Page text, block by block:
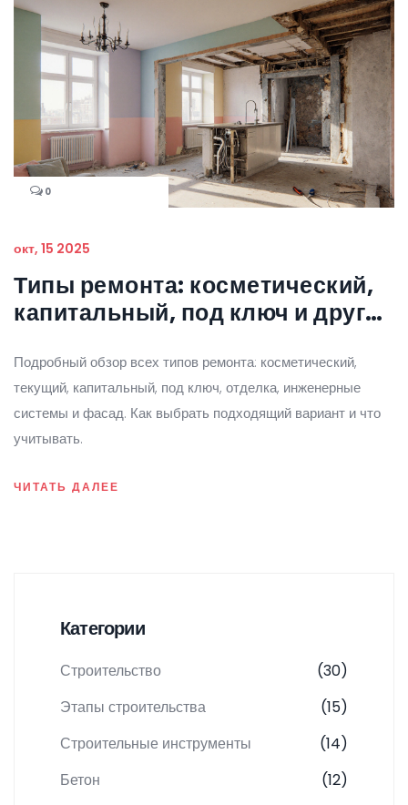
0
окт, 15 2025
Типы ремонта: косметический,
капитальный, под ключ и другие
Подробный обзор всех типов ремонта: косметический,
текущий, капитальный, под ключ, отделка, инженерные
системы и фасад. Как выбрать подходящий вариант и что
учитывать.
ЧИТАТЬ ДАЛЕЕ
Категории
Строительство
(30)
Этапы строительства
(15)
Строительные инструменты
(14)
Бетон
(12)